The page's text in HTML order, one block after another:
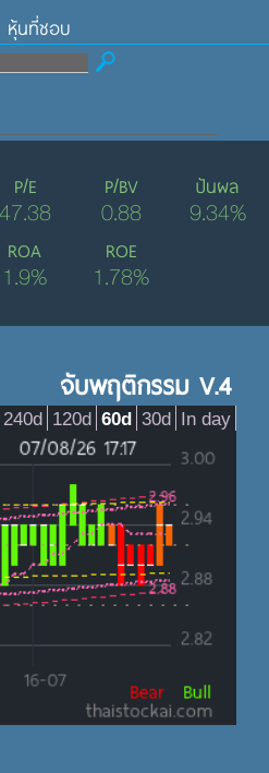
หุ้นที่ชอบ
P/E
47.38
P/BV
0.88
ปันผล
9.34%
ROA
1.9%
ROE
1.78%
จับพฤติกรรม V.4
In day
30d
60d
120d
240d